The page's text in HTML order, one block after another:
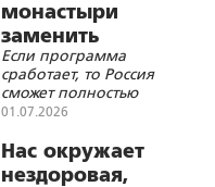
монастыри
заменить
систему ЛТП?
Если программа
сработает, то Россия
сможет полностью
отказаться от труда
остаться
православной
01.07.2026
Нас окружает
нездоровая,